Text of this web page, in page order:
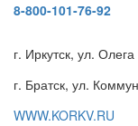
8-800-101-76-92
г. Иркутск, ул.
г. Братск, ул.
WWW.KORKV.RU